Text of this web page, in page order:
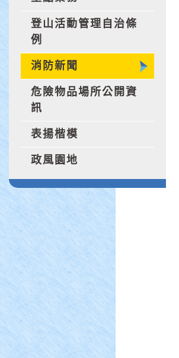
登山活動管理自治條
例
消防新聞
危險物品場所公開資
訊
表揚楷模
政風園地